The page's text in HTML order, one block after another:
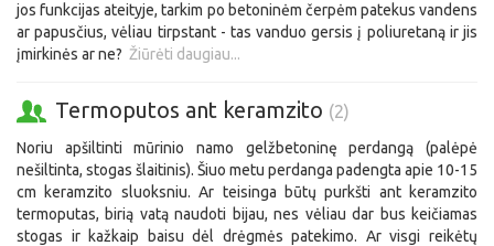
jos funkcijas ateityje, tarkim po betoninėm čerpėm patekus vandens
ar papusčius, vėliau tirpstant - tas vanduo gersis į poliuretaną ir jis
įmirkinės ar ne? Žiūrėti daugiau...
Termoputos ant keramzito (2)
Noriu apšiltinti mūrinio namo gelžbetoninę perdangą (palėpė
nešiltinta, stogas šlaitinis). Šiuo metu perdanga padengta apie 10-15
cm keramzito sluoksniu. Ar teisinga būtų purkšti ant keramzito
termoputas, birią vatą naudoti bijau, nes vėliau dar bus keičiamas
stogas ir kažkaip baisu dėl drėgmės patekimo. Ar visgi reikėtų